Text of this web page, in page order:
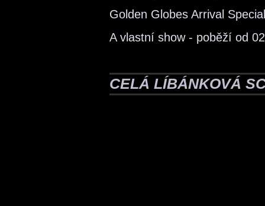
Golden Globes Arrival
A vlastní show - poběží od
CELÁ LÍBÁNKOVÁ